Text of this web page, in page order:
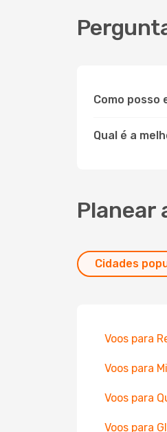
Como posso
Qual é a
Planear
Cidades
Voos para
Voos para
Voos para
Voos para